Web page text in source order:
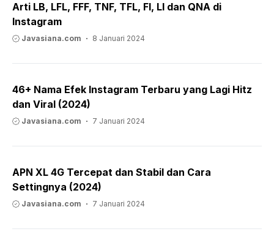
Arti LB, LFL, FFF, TNF, TFL, FI, LI dan QNA di
Instagram
Javasiana.com 8 Januari 2024
46+ Nama Efek Instagram Terbaru yang Lagi Hitz
dan Viral (2024)
Javasiana.com 7 Januari 2024
APN XL 4G Tercepat dan Stabil dan Cara
Settingnya (2024)
Javasiana.com 7 Januari 2024